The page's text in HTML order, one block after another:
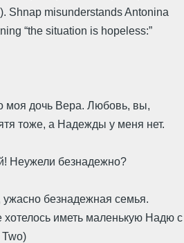
Shnap misunderstands Antonina
“the situation is hopeless:”
моя дочь Вера. Любовь, вы,
тоже, а Надежды у меня нет.
Неужели безнадежно?
безнадежная семья.
иметь маленькую Надю с